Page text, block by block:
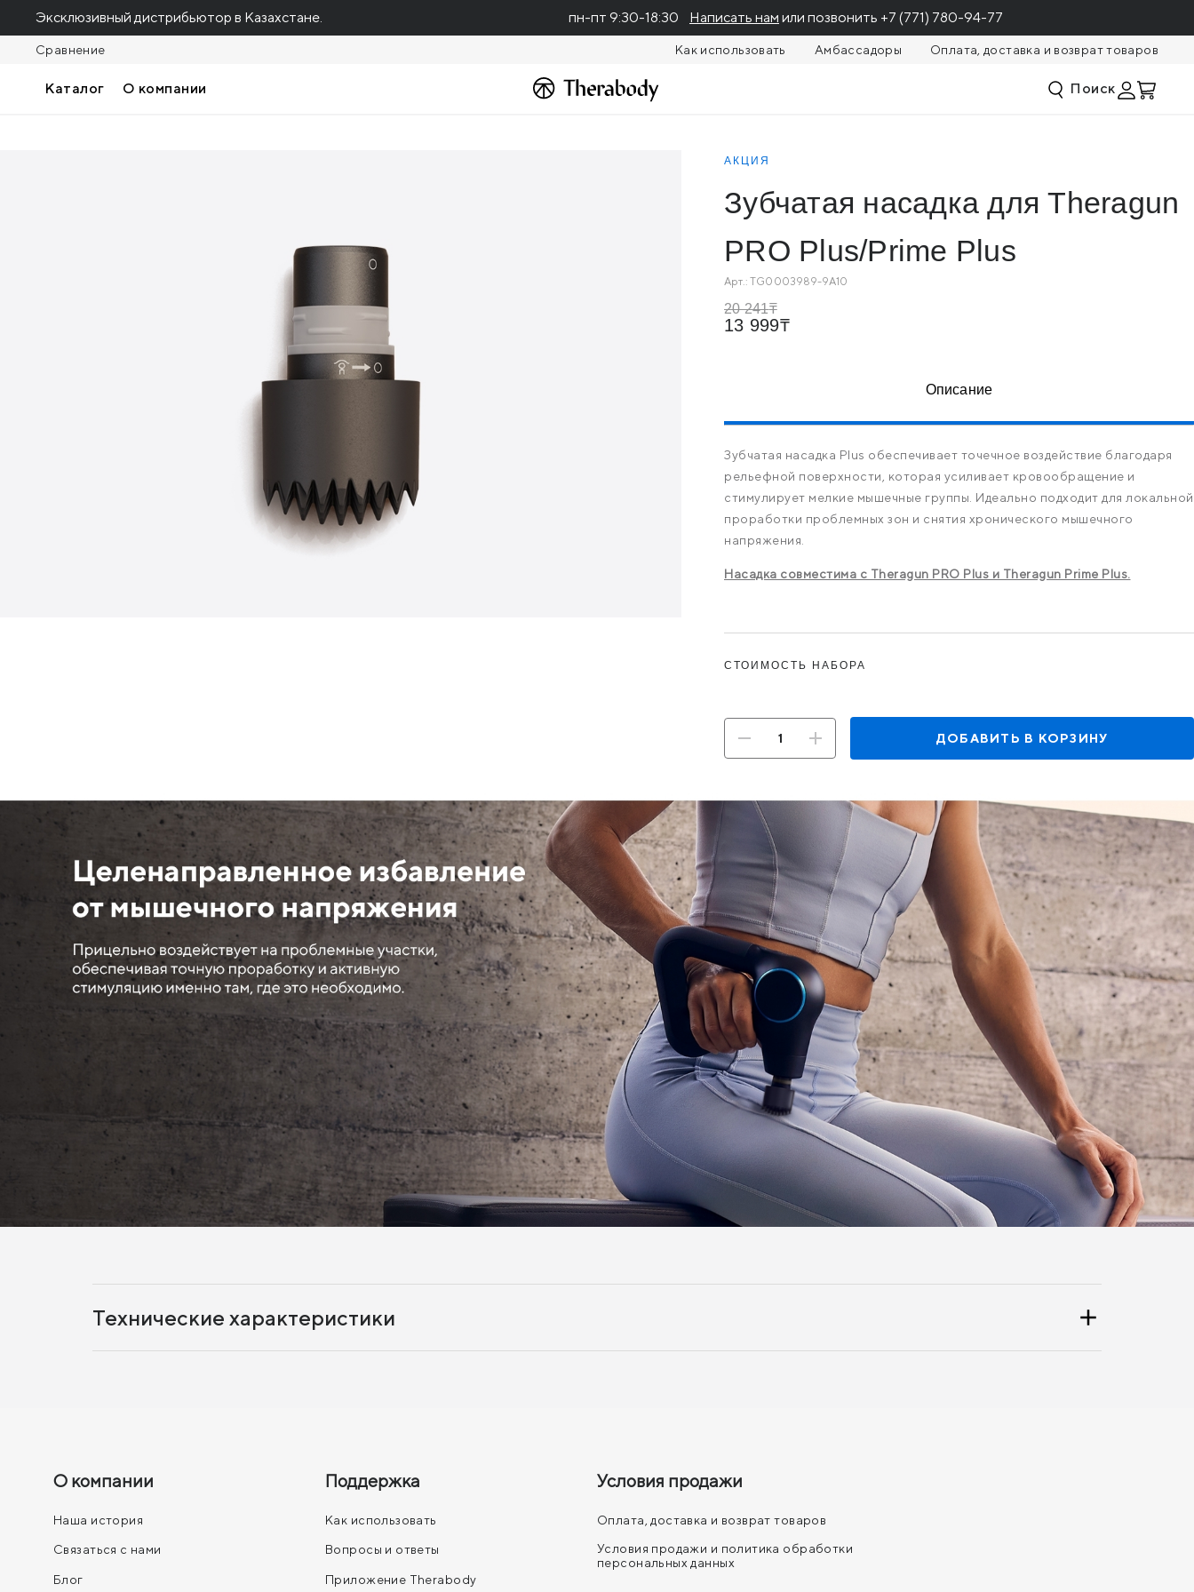
Эксклюзивный дистрибьютор в Казахстане. пн-пт 9:30-18:30 Написать нам или позвонить +7 (771) 780-94-77
Сравнение Как использовать Амбассадоры Оплата, доставка и возврат товаров
Каталог О компании Поиск
АКЦИЯ
Зубчатая насадка для Theragun
PRO Plus/Prime Plus
Арт.:TG0003989-9A10
20 241
13 999
Описание
Зубчатая насадка Plus обеспечивает точечное воздействие благодаря
рельефной поверхности, которая усиливает кровообращение и
стимулирует мелкие мышечные группы. Идеально подходит для локальной
проработки проблемных зон и снятия хронического мышечного
напряжения.
Насадка совместима с Theragun PRO Plus и Theragun Prime Plus.
СТОИМОСТЬ НАБОРА
ДОБАВИТЬ В КОРЗИНУ
Технические характеристики
О компании
Наша история
Связаться с нами
Блог
Поддержка
Как использовать
Вопросы и ответы
Приложение Therabody
Условия продажи
Оплата, доставка и возврат товаров
Условия продажи и политика обработки
персональных данных